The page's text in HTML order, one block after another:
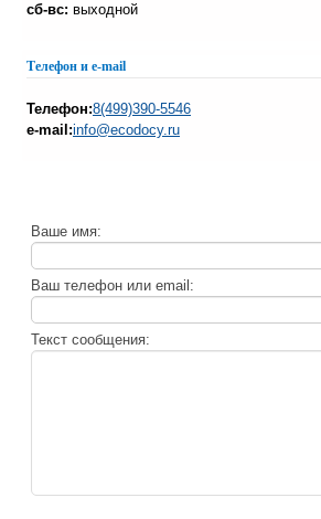
сб-вс: выходной
Телефон и e-mail
Телефон:8(499)390-5546
e-mail:info@ecodocy.ru
Ваше имя:
Ваш телефон или email:
Текст сообщения: